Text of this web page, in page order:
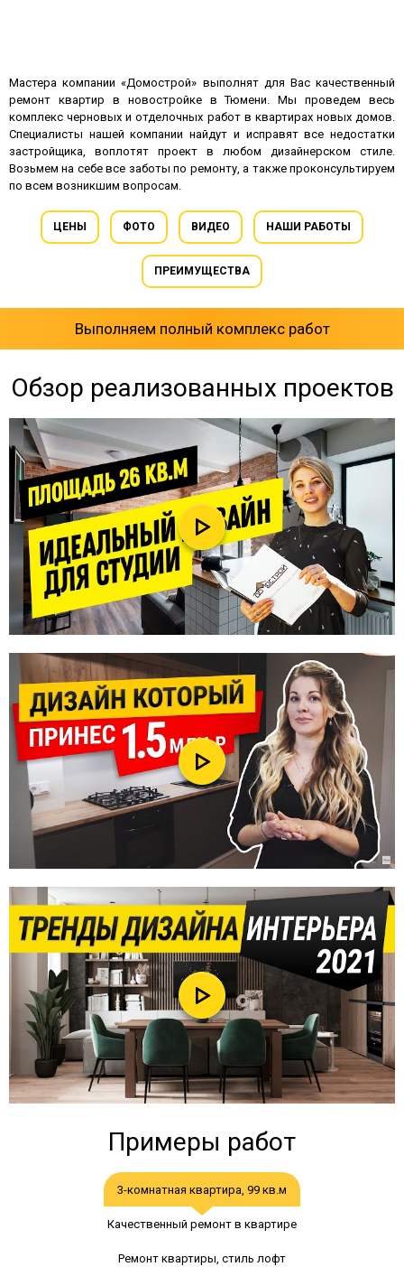
Мастера компании «Домострой» выполнят для Вас качественный
ремонт квартир в новостройке в Тюмени. Мы проведем весь
комплекс черновых и отделочных работ в квартирах новых домов.
Специалисты нашей компании найдут и исправят все недостатки
застройщика, воплотят проект в любом дизайнерском стиле.
Возьмем на себе все заботы по ремонту, а также проконсультируем
по всем возникшим вопросам.
ЦЕНЫ ФОТО ВИДЕО НАШИ РАБОТЫ
ПРЕИМУЩЕСТВА
Выполняем полный комплекс работ
Обзор реализованных проектов
Примеры работ
3-комнатная квартира, 99 кв.м
Качественный ремонт в квартире
Ремонт квартиры, стиль лофт